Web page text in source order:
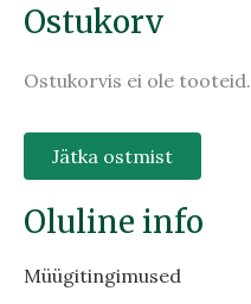
Ostukorv
Ostukorvis ei ole tooteid.
Jätka ostmist
Oluline info
Müügitingimused